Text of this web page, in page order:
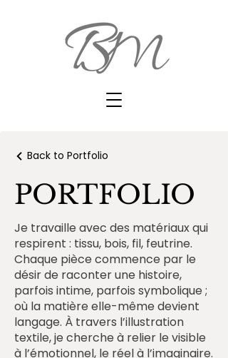
Back to Portfolio
PORTFOLIO
Je travaille avec des matériaux qui
respirent : tissu, bois, fil, feutrine.
Chaque pièce commence par le
désir de raconter une histoire,
parfois intime, parfois symbolique ;
où la matière elle-même devient
langage. À travers l’illustration
textile, je cherche à relier le visible
à l’émotionnel, le réel à l’imaginaire.